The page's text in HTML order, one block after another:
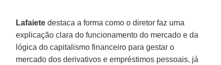
Lafaiete destaca a forma como o diretor faz uma
explicação clara do funcionamento do mercado e da
lógica do capitalismo financeiro para gestar o
mercado dos derivativos e empréstimos pessoais, já